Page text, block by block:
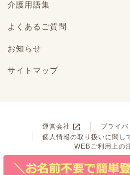
介護用語集
よくあるご質問
お知らせ
サイトマップ
運営会社
プライ
個人情報の取り扱いに関し
WEBご利用上の